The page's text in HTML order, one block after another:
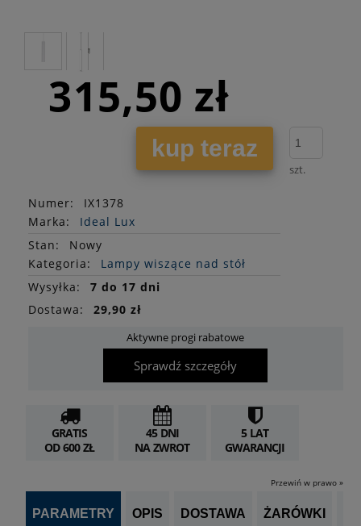
315,50 zł
kup teraz
szt.
Numer:
IX1378
Marka:
Ideal Lux
Stan:
Nowy
Kategoria:
Lampy wiszące nad stół
Wysyłka:
7 do 17 dni
Dostawa:
29,90 zł
Aktywne progi rabatowe
Sprawdź szczegóły
GRATIS
OD 600 ZŁ
45 DNI
NA ZWROT
5 LAT
GWARANCJI
Przewiń w prawo »
PARAMETRY OPIS DOSTAWA ŻARÓWKI